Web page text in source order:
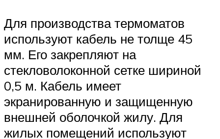
Для производства термоматов
используют кабель не толще 45
мм. Его закрепляют на
стекловолоконной сетке шириной
0,5 м. Кабель имеет
экранированную и защищенную
внешней оболочкой жилу. Для
жилых помещений используют